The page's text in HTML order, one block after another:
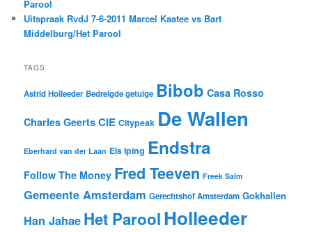
Parool
Uitspraak RvdJ 7-6-2011 Marcel Kaatee vs Bart
Middelburg/Het Parool
TAGS
Astrid Holleeder Bedreigde getuige Bibob Casa Rosso
Charles Geerts CIE Citypeak De Wallen
Eberhard van der Laan Els Iping Endstra
Follow The Money Fred Teeven Freek Salm
Gemeente Amsterdam Gerechtshof Amsterdam Gokhallen
Han Jahae Het ParoolHolleeder